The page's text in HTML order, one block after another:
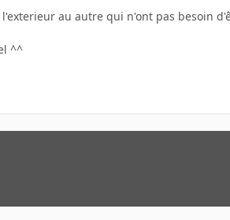
au autre qui n'ont pas besoin
^^